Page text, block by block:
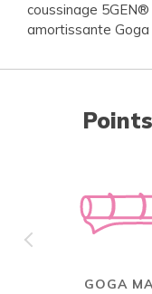
coussinage
amortissante
GOGA